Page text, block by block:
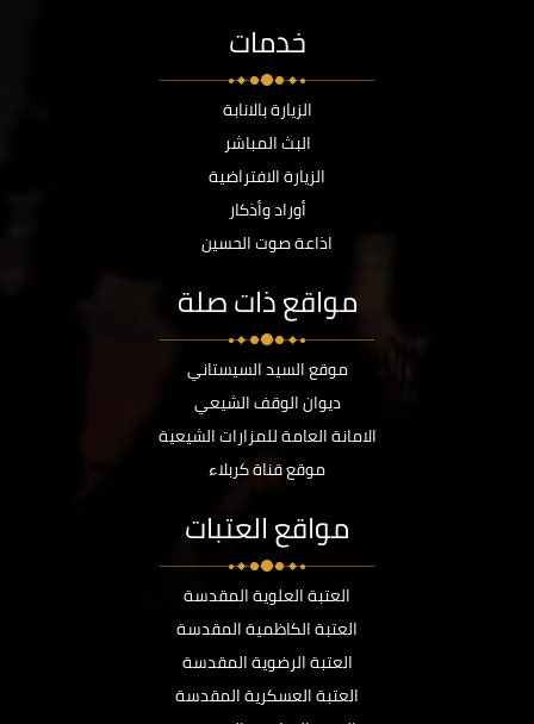
خدمات
الزيارة بالانابة
البث المباشر
الزيارة الافتراضية
أوراد وأذكار
اذاعة صوت الحسين
مواقع ذات صلة
موقع السيد السيستاني
ديوان الوقف الشيعي
الامانة العامة للمزارات الشيعية
موقع قناة كربلاء
مواقع العتبات
العتبة العلوية المقدسة
العتبة الكاظمية المقدسة
العتبة الرضوية المقدسة
العتبة العسكرية المقدسة